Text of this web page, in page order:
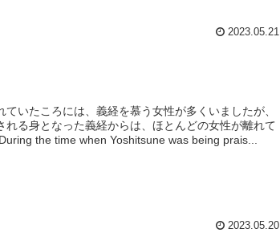
2023.05.21
ていたころには、義経を慕う女性が多くいましたが、
れる身となった義経からは、ほとんどの女性が離れて
the time when Yoshitsune was being prais...
2023.05.20